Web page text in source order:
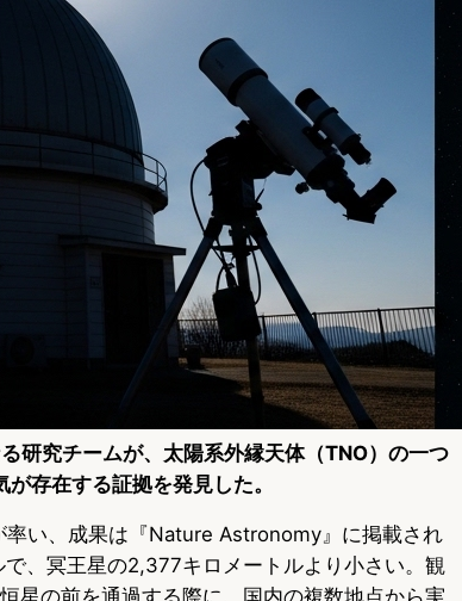
研究チームが、太陽系外縁天体（TNO）の一つ
存在する証拠を発見した。
い、成果は『Nature Astronomy』に掲載され
、冥王星の2,377キロメートルより小さい。観
星の前を通過する際に、国内の複数地点から実